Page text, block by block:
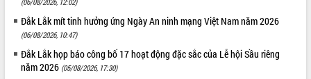
Đắk Lắk mít tinh hưởng ứng Ngày An ninh mạng Việt Nam năm 2026
(06/08/2026, 10:47)
Đắk Lắk họp báo công bố 17 hoạt động đặc sắc của Lễ hội Sầu riêng
năm 2026 (05/08/2026, 17:30)